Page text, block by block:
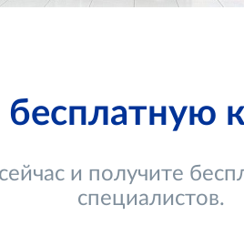
бесплатную
и получите
специалистов.